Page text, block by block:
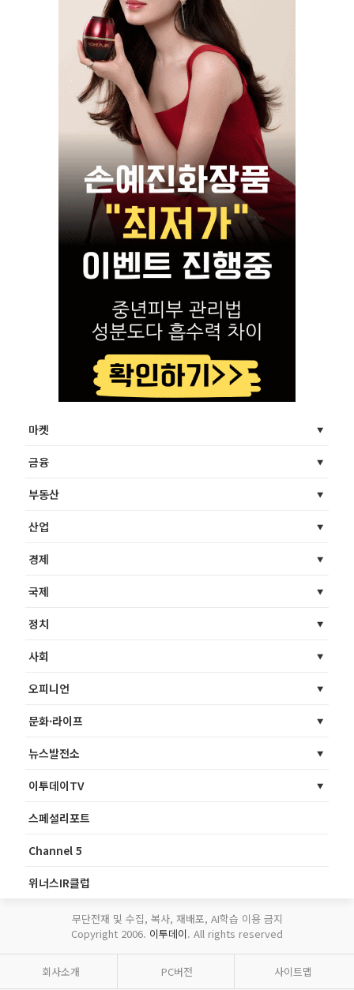
마켓
금융
부동산
산업
경제
국제
정치
사회
오피니언
문화·라이프
뉴스발전소
이투데이TV
스페셜리포트
Channel 5
위너스IR클럽
무단전재 및 수집, 복사, 재배포, AI학습 이용 금지
Copyright 2006. 이투데이. All rights reserved
회사소개 PC버전 사이트맵